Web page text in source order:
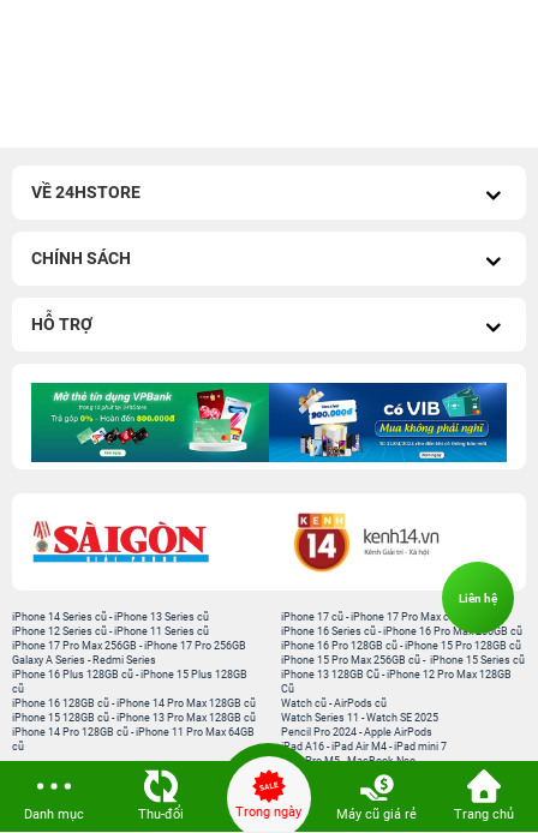
VỀ 24HSTORE
CHÍNH SÁCH
HỖ TRỢ
iPhone 14 Series cũ -iPhone 13 Series cũ
iPhone 12 Series cũ -iPhone 11 Series cũ
iPhone 17 Pro Max 256GB -iPhone 17 Pro 256GB
Galaxy A Series - Redmi Series
iPhone 17 cũ -iPhone 17 Pro Max cũ
iPhone 16 Series cũ - iPhone 16 Pro Max 256GB cũ
iPhone 16 Pro 128GB cũ -iPhone 15 Pro 128GB cũ
iPhone 15 Pro Max 256GB cũ - iPhone 15 Series cũ
iPhone 16 Plus 128GB cũ -iPhone 15 Plus 128GB
cũ
iPhone 16 128GB cũ -iPhone 14 Pro Max 128GB cũ
iPhone 15 128GB cũ -iPhone 13 Pro Max 128GB cũ
iPhone 14 Pro 128GB cũ -iPhone 11 Pro Max 64GB
cũ
iPhone 13 128GB Cũ -iPhone 12 Pro Max 128GB
Cũ
Watch cũ -AirPods cũ
Watch Series 11 -Watch SE 2025
Pencil Pro 2024 -Apple AirPods
iPad A16 -iPad Air M4 -iPad mini 7
iPad Pro M5-MacBook Neo
MacBook Air M5
Loa Sounarc
Phụ kiện chính hãng
Danh mục Thu-đổi Trong ngày Máy cũ giá rẻ Trang chủ
Liên hệ